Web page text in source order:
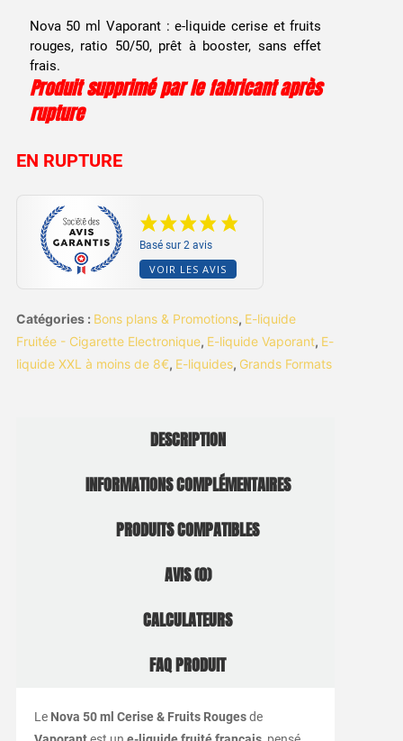
initial
était :
actuel
est :
Nova 50 ml Vaporant : e-liquide cerise et fruits
rouges, ratio 50/50, prêt à booster, sans effet
frais.
Produit supprimé par le fabricant après
rupture
EN RUPTURE
Basé sur 2 avis
VOIR LES AVIS
Catégories : Bons plans & Promotions, E-liquide
Fruitée - Cigarette Electronique, E-liquide Vaporant, E-
liquide XXL à moins de 8€, E-liquides, Grands Formats
DESCRIPTION
INFORMATIONS COMPLÉMENTAIRES
PRODUITS COMPATIBLES
AVIS (0)
CALCULATEURS
FAQ PRODUIT
Le Nova 50 ml Cerise & Fruits Rougesde